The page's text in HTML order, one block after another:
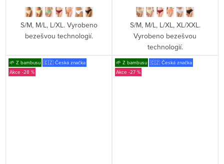
S/M, M/L, L/XL. Vyrobeno
bezešvou technologií.
S/M, M/L, L/XL, XL/XXL.
Vyrobeno bezešvou
technologií.
🌱 Z bambusu 🇨🇿 Česká značka
-28 %
🌱 Z bambusu 🇨🇿 Česká značka
-27 %